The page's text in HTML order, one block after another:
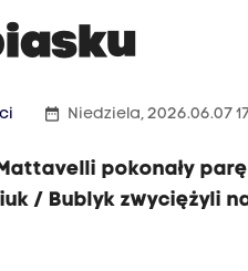
date_range Niedziela, 2026.06.07
pokonały
/ Bublyk zwyciężyli